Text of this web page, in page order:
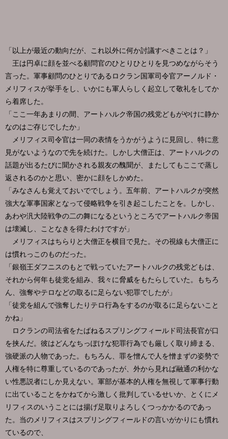
「以上が最近の動向だが、これ以外に何か討議すべきことは？」
王は円卓に顔を並べる顧問官のひとりひとりを見つめながらそう
言った。軍事顧問のひとりであるロクラン国軍司令官アーノルド・
メリフィスが挙手をし、いかにも軍人らしく起立して敬礼をしてか
ら着席した。
「ここ一年あまりの間、アートハルク帝国の残党どもがやけに静か
なのはご存じでしたか」
メリフィス司令官は一同の表情をうかがうように見回し、特に意
見がないようなので先を続けた。しかし大僧正は、アートハルクの
話題が出るたびに聞かされる親友の醜聞が、またしてもここで蒸し
返されるのかと思い、密かに顔をしかめた。
「みなさんも覚えておいででしょう。五年前、アートハルクが突然
強大な軍事国家となって侵略戦争を引き起こしたことを。しかし、
あわや汎大陸戦争の二の舞になるというところでアートハルク帝国
は壊滅し、ことなきを得たわけですが」
メリフィスはちらりと大僧正を横目で見た。その視線も大僧正に
は慣れっこのものだった。
「銀嶺王ダフニスのもとで戦っていたアートハルクの残党どもは、
それから何年も徒党を組み、我々に脅威をもたらしていた。もちろ
ん、強奪やテロなどの取るに足らない犯罪でしたが」
「徒党を組んで強奪したりテロ行為をするのが取るに足らないこと
かね」
ロクランの司法省をたばねるスプリングフィールド司法長官が口
を挟んだ。彼はどんなちっぽけな犯罪行為でも厳しく取り締まる、
強硬派の人物であった。もちろん、罪を憎んで人を憎まずの姿勢で
人権を特に尊重しているのであったが、外から見れば融通の利かな
い性悪説者にしか見えない。軍部が基本的人権を無視して軍事行動
に出ていることをかねてから激しく批判しているせいか、とくにメ
リフィスのいうことには揚げ足取りよろしくつっかかるのであっ
た。当のメリフィスはスプリングフィールドの言いがかりにも慣れ
ているので、